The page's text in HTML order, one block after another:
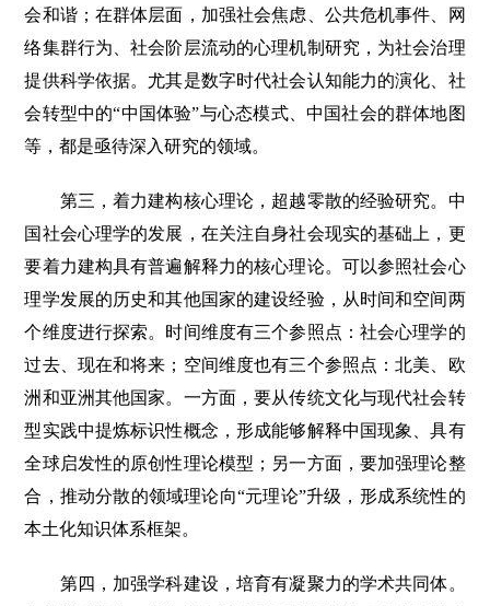
会和谐；在群体层面，加强社会焦虑、公共危机事件、网
络集群行为、社会阶层流动的心理机制研究，为社会治理
提供科学依据。尤其是数字时代社会认知能力的演化、社
会转型中的“中国体验”与心态模式、中国社会的群体地图
等，都是亟待深入研究的领域。
第三，着力建构核心理论，超越零散的经验研究。中
国社会心理学的发展，在关注自身社会现实的基础上，更
要着力建构具有普遍解释力的核心理论。可以参照社会心
理学发展的历史和其他国家的建设经验，从时间和空间两
个维度进行探索。时间维度有三个参照点：社会心理学的
过去、现在和将来；空间维度也有三个参照点：北美、欧
洲和亚洲其他国家。一方面，要从传统文化与现代社会转
型实践中提炼标识性概念，形成能够解释中国现象、具有
全球启发性的原创性理论模型；另一方面，要加强理论整
合，推动分散的领域理论向“元理论”升级，形成系统性的
本土化知识体系框架。
第四，加强学科建设，培育有凝聚力的学术共同体。